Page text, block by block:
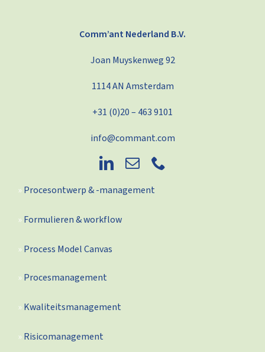
Comm’ant Nederland B.V.
Joan Muyskenweg 92
1114 AN Amsterdam
+31 (0)20 – 463 9101
info@commant.com
Procesontwerp & -management
Formulieren & workflow
Process Model Canvas
Procesmanagement
Kwaliteitsmanagement
Risicomanagement